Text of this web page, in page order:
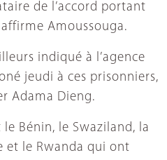
de l’accord portant
Amoussouga.
indiqué à l’agence
jeudi à ces prisonniers,
Adama Dieng.
Bénin, le Swaziland, la
et le Rwanda qui ont